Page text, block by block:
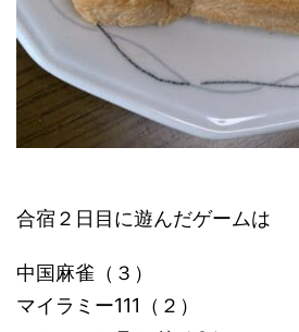
合宿２日目に遊んだゲームは
中国麻雀（３）
マイラミー111（２）